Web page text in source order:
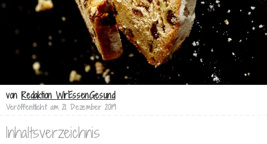
von Redaktion WirEssenGesund
Veröffentlicht am 21. Dezember 2019
Inhaltsverzeichnis